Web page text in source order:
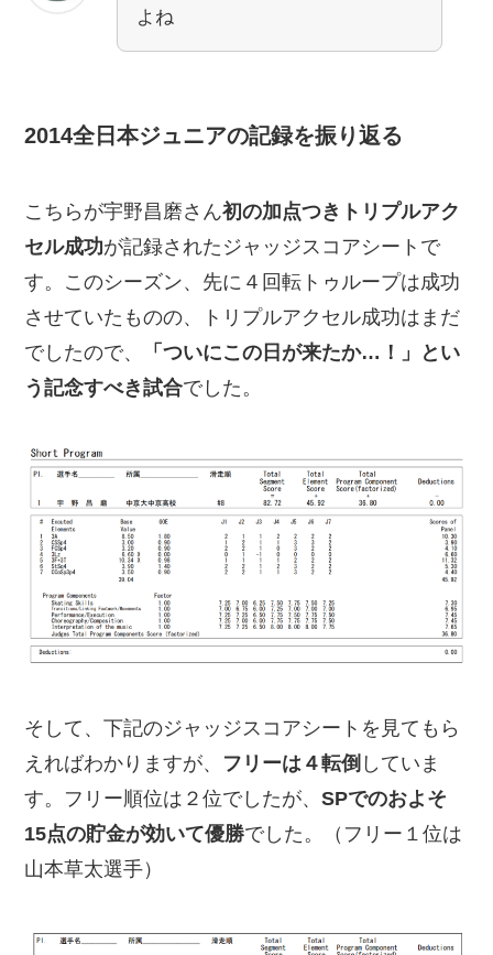
よね
2014全日本ジュニアの記録を振り返る
こちらが宇野昌磨さん初の加点つきトリプルアク
セル成功が記録されたジャッジスコアシートで
す。このシーズン、先に４回転トゥループは成功
させていたものの、トリプルアクセル成功はまだ
でしたので、
「ついにこの日が来たか…！」とい
う記念すべき試合でした。
そして、下記のジャッジスコアシートを見てもら
えればわかりますが、 フリーは４転倒 していま
す。フリー順位は２位でしたが、SPでのおよそ
15点の貯金が効いて優勝でした。（フリー１位は
山本草太選手）